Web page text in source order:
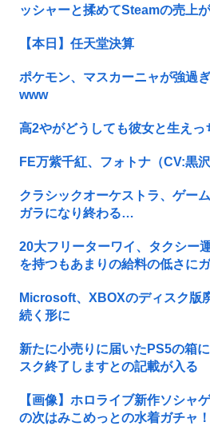
ッシャーと揉めてSteamの売上
【本日】任天堂決算
ポケモン、マスカーニャが強過
www
高2やがどうしても彼女と生えっ
FE万紫千紅、フォトナ（CV:黒
クラシックオーケストラ、ゲー
ガラになり終わる…
20大フリーターワイ、タクシー
を持つもあまりの給料の低さに
Microsoft、XBOXのディスク版
続く形に
新たに小売りに届いたPS5の箱
スク終了しますとの記載が入る
【画像】ホロライブ新作ソシャ
の次はみこめっとの水着ガチャ！